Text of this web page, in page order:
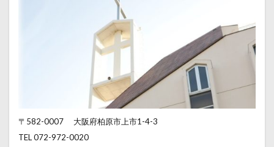
〒582-0007
大阪府柏原市上市1-4-3
TEL 072-972-0020